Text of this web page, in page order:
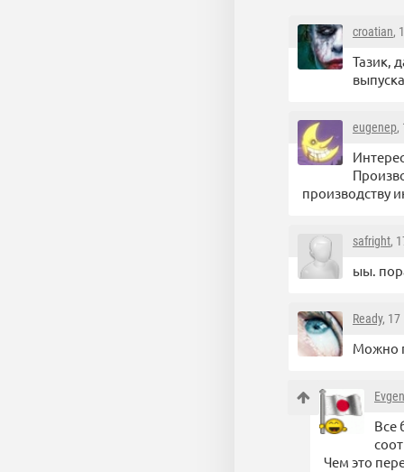
croatian,
Тазик,
eugenep,
производству
safright,
ыы.
Ready,
Можно
Все
Чем это